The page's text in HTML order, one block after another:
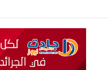
الشعبي الولائي بسطيف بالأغلبية